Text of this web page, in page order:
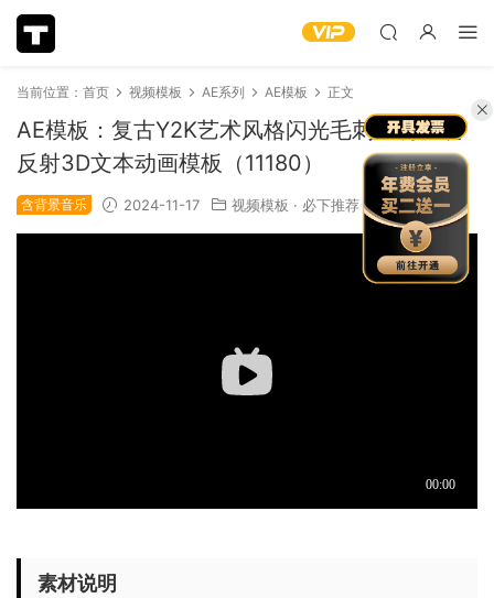
当前位置： 首页 视频模板 AE系列 AE模板 正文
AE模板：复古Y2K艺术风格闪光毛刺透明棱镜
反射3D文本动画模板（11180）
含背景音乐 2024-11-17 视频模板 · 必下推荐 1.15k
素材说明